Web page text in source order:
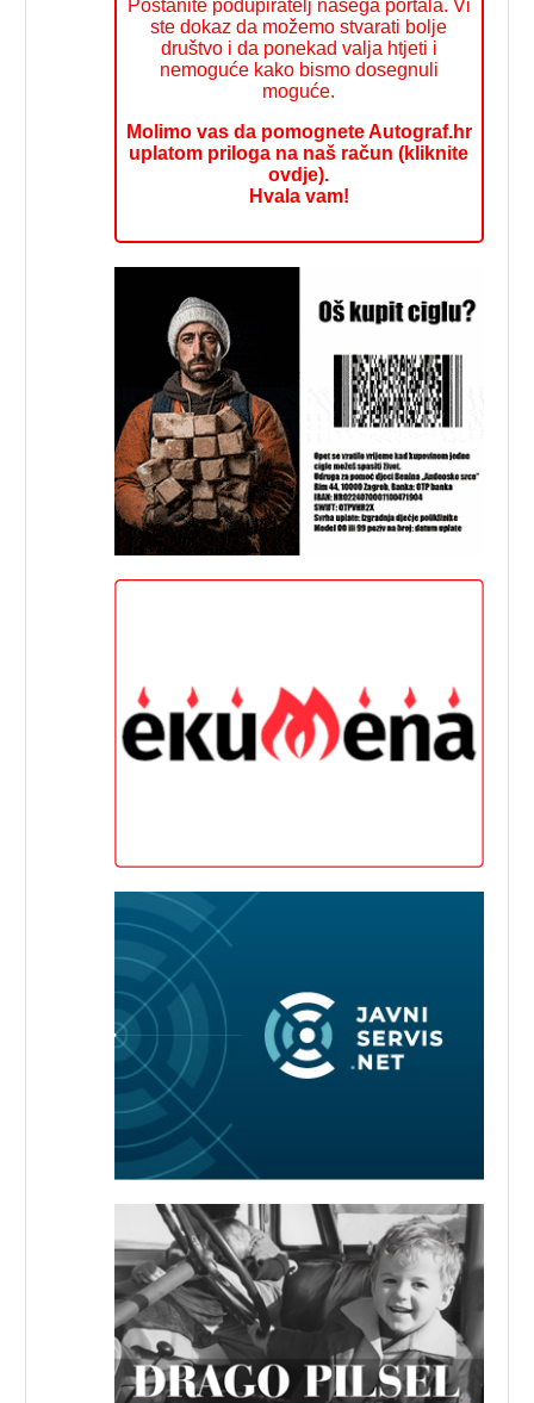
Postanite podupiratelj našega portala. Vi
ste dokaz da možemo stvarati bolje
društvo i da ponekad valja htjeti i
nemoguće kako bismo dosegnuli
moguće.
Molimo vas da pomognete Autograf.hr
uplatom priloga na naš račun (kliknite
ovdje).
Hvala vam!